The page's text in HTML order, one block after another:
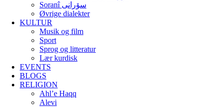
Soranî سۆرانی
Øvrige dialekter
KULTUR
Musik og film
Sport
Sprog og litteratur
Lær kurdisk
EVENTS
BLOGS
RELIGION
Ahl’e Haqq
Alevi